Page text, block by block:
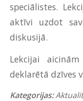
speciālistes.
aktīvi uzdot
diskusijā.
Lekcijai
deklarētā dzīves
Kategorijas: